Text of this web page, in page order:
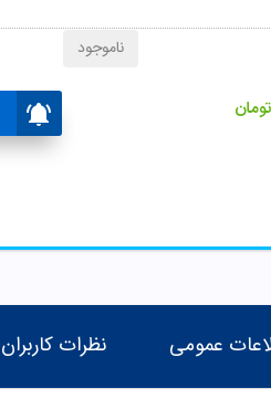
تومان
ناموجود
عمومی نظرات کاربران